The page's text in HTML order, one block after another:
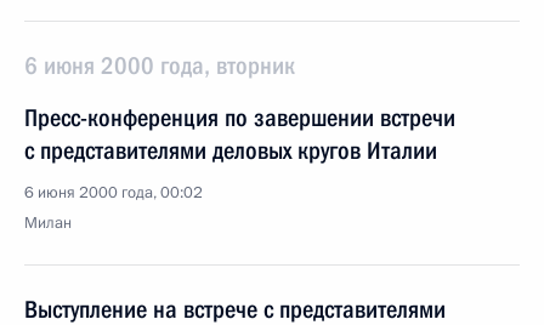
6 июня 2000 года, вторник
Пресс-конференция по завершении встречи
с представителями деловых кругов Италии
6 июня 2000 года, 00:02
Милан
Выступление на встрече с представителями